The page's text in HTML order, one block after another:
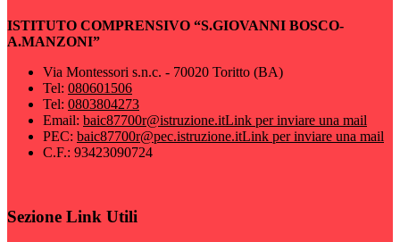
ISTITUTO COMPRENSIVO “S.GIOVANNI BOSCO-
A.MANZONI”
Via Montessori s.n.c. - 70020 Toritto (BA)
Tel: 080601506
Tel: 0803804273
Email: baic87700r@istruzione.itLink per inviare una mail
PEC: baic87700r@pec.istruzione.itLink per inviare una mail
C.F.: 93423090724
Sezione Link Utili